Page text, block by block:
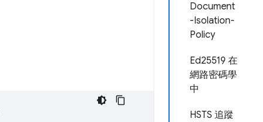
Document
-Isolation-
Policy
Ed25519 在
網路密碼學
中
HSTS 追蹤